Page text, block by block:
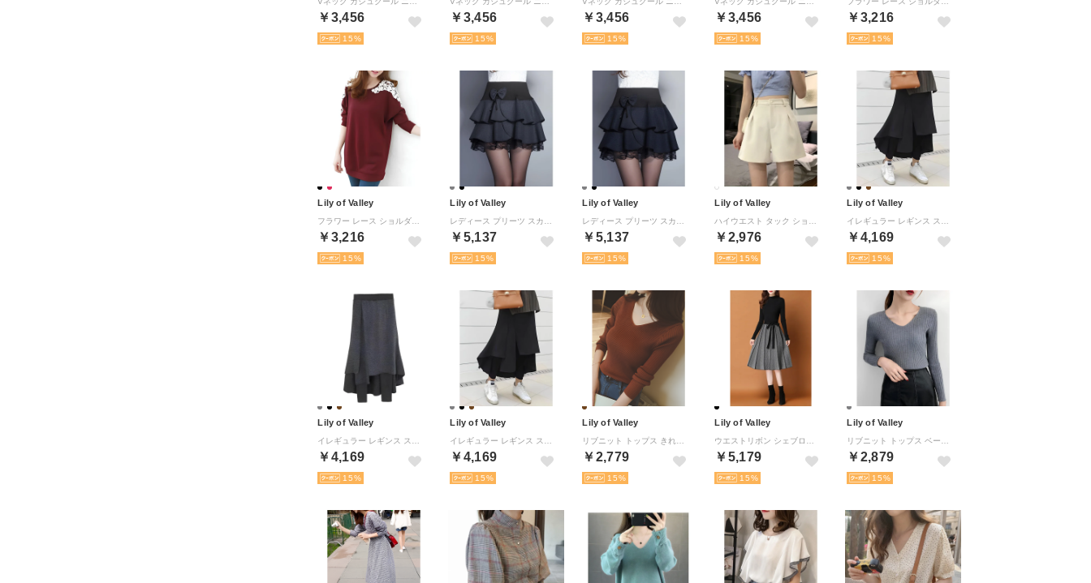
￥3,456
15
￥3,456
15
￥3,456
15
￥3,456
15
￥3,216
15
Lily of Valley
￥3,216
15
Lily of Valley
￥5,137
15
Lily of Valley
￥5,137
15
Lily of Valley
￥2,976
15
Lily of Valley
￥4,169
15
Lily of Valley
￥4,169
15
Lily of Valley
￥4,169
15
Lily of Valley
￥2,779
15
Lily of Valley
￥5,179
15
Lily of Valley
￥2,879
15